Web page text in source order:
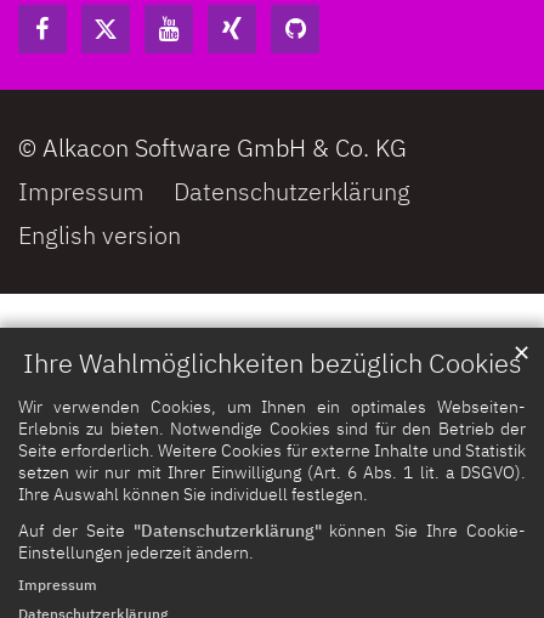
Ihre Wahlmöglichkeiten bezüglich Cookies
Wir verwenden Cookies, um Ihnen ein optimales Webseiten-
Erlebnis zu bieten. Notwendige Cookies sind für den Betrieb der
Seite erforderlich. Weitere Cookies für externe Inhalte und Statistik
setzen wir nur mit Ihrer Einwilligung (Art. 6 Abs. 1 lit. a DSGVO).
Ihre Auswahl können Sie individuell festlegen.
Auf der Seite "Datenschutzerklärung"können Sie Ihre Cookie-
Einstellungen jederzeit ändern.
✕
Impressum
Datenschutzerklärung
© Alkacon Software GmbH & Co. KG
Impressum
Datenschutzerklärung
English version